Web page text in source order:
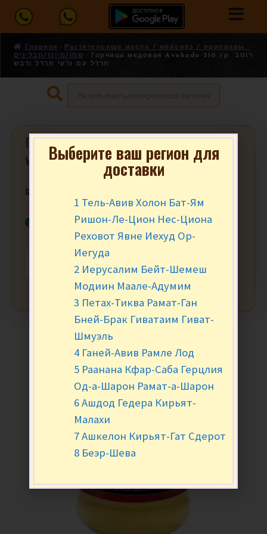
Главная
Растительные масла / майонез / приправы -
שמן/מיונז/תבלינים
Горчица медовая Avokado 310 гр. רוטב
חרדל עם זרעי חרדל ודבש
Горчица медовая Avokado 310 гр.
רוטב חרדל עם זרעי חרדל ודבש
₪
В наличии
+ В КОРЗИНУ
Выберите ваш регион для
доставки
1 Тель-Авив Холон Бат-Ям
Ришон-Ле-Цион Нес-Циона
Реховот Явне Иехуд Ор-
Иегуда
2 Иерусалим Бейт-Шемеш
Модиин Маале-Адумим
3 Петах-Тиква Рамат-Ган
Бней-Брак Гиватаим Гиват-
Шмуэль
4 Ганей-Авив Рамле Лод
5 Раанана Кфар-Саба Герцлия
Од-а-Шарон Рамат-а-Шарон
6 Ашдод Гедера Кирьят-
Малахи
7 Ашкелон Кирьят-Гат Сдерот
8 Беэр-Шева